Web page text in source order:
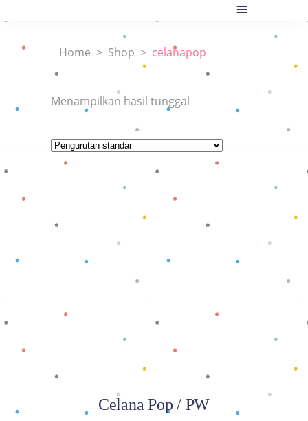
Home > Shop > celanapop
Menampilkan hasil tunggal
Baca selengkapnya
Celana Pop / PW